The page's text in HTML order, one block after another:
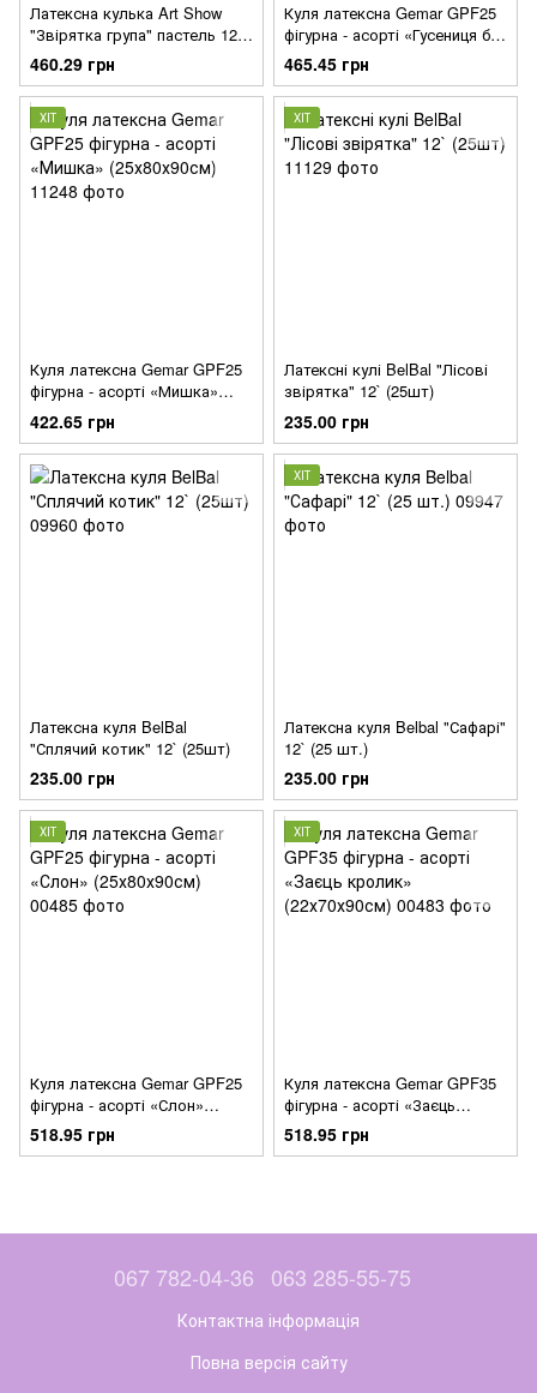
Латексна кулька Art Show
"Звірятка група" пастель 12'
(1 ст. 5 кольорів) 50 шт
460.29 грн
Куля латексна Gemar GPF25
фігурна - асорті «Гусениця без
ріжок» (25х80х90см)
465.45 грн
ХІТ
Куля латексна Gemar GPF25
фігурна - асорті «Мишка»
(25х80х90см)
422.65 грн
ХІТ
Латексні кулі BelBal "Лісові
звірятка" 12` (25шт)
235.00 грн
Латексна куля BelBal
"Сплячий котик" 12` (25шт)
235.00 грн
ХІТ
Латексна куля Belbal "Сафарі"
12` (25 шт.)
235.00 грн
ХІТ
Куля латексна Gemar GPF25
фігурна - асорті «Слон»
(25х80х90см)
518.95 грн
ХІТ
Куля латексна Gemar GPF35
фігурна - асорті «Заєць
кролик» (22х70х90см)
518.95 грн
067 782-04-36 063 285-55-75
Контактна інформація
Повна версія сайту